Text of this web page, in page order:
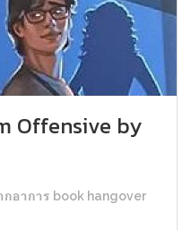
Offensive by
อาการ book hangover